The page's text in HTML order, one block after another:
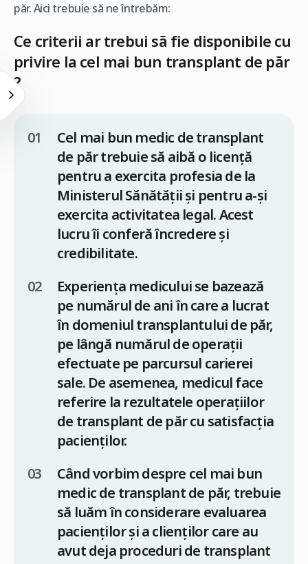
păr. Aici trebuie să ne întrebăm:
Ce criterii ar trebui să fie disponibile cu
privire la cel mai bun transplant de păr
?
Cel mai bun medic de transplant
de păr trebuie să aibă o licență
pentru a exercita profesia de la
Ministerul Sănătății și pentru a-și
exercita activitatea legal. Acest
lucru îi conferă încredere și
credibilitate.
Experiența medicului se bazează
pe numărul de ani în care a lucrat
în domeniul transplantului de păr,
pe lângă numărul de operații
efectuate pe parcursul carierei
sale. De asemenea, medicul face
referire la rezultatele operațiilor
de transplant de păr cu satisfacția
pacienților.
Când vorbim despre cel mai bun
medic de transplant de păr, trebuie
să luăm în considerare evaluarea
pacienților și a clienților care au
avut deja proceduri de transplant